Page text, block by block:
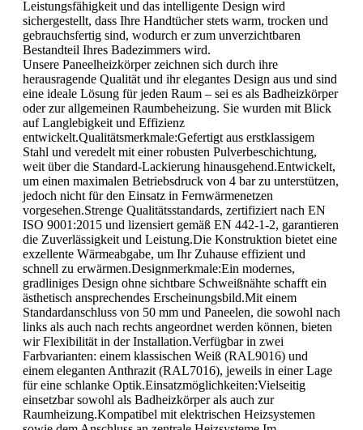
Leistungsfähigkeit und das intelligente Design wird
sichergestellt, dass Ihre Handtücher stets warm, trocken und
gebrauchsfertig sind, wodurch er zum unverzichtbaren
Bestandteil Ihres Badezimmers wird.
Unsere Paneelheizkörper zeichnen sich durch ihre
herausragende Qualität und ihr elegantes Design aus und sind
eine ideale Lösung für jeden Raum – sei es als Badheizkörper
oder zur allgemeinen Raumbeheizung. Sie wurden mit Blick
auf Langlebigkeit und Effizienz
entwickelt.Qualitätsmerkmale:Gefertigt aus erstklassigem
Stahl und veredelt mit einer robusten Pulverbeschichtung,
weit über die Standard-Lackierung hinausgehend.Entwickelt,
um einen maximalen Betriebsdruck von 4 bar zu unterstützen,
jedoch nicht für den Einsatz in Fernwärmenetzen
vorgesehen.Strenge Qualitätsstandards, zertifiziert nach EN
ISO 9001:2015 und lizensiert gemäß EN 442-1-2, garantieren
die Zuverlässigkeit und Leistung.Die Konstruktion bietet eine
exzellente Wärmeabgabe, um Ihr Zuhause effizient und
schnell zu erwärmen.Designmerkmale:Ein modernes,
gradliniges Design ohne sichtbare Schweißnähte schafft ein
ästhetisch ansprechendes Erscheinungsbild.Mit einem
Standardanschluss von 50 mm und Paneelen, die sowohl nach
links als auch nach rechts angeordnet werden können, bieten
wir Flexibilität in der Installation.Verfügbar in zwei
Farbvarianten: einem klassischen Weiß (RAL9016) und
einem eleganten Anthrazit (RAL7016), jeweils in einer Lage
für eine schlanke Optik.Einsatzmöglichkeiten:Vielseitig
einsetzbar sowohl als Badheizkörper als auch zur
Raumheizung.Kompatibel mit elektrischen Heizsystemen